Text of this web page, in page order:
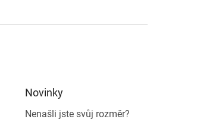
Novinky
Nenašli jste svůj rozměr?